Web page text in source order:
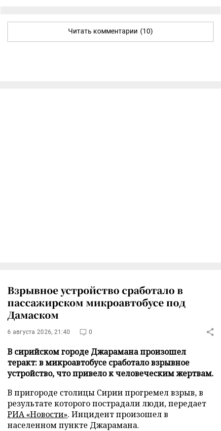
Читать комментарии (10)
Взрывное устройство сработало в
пассажирском микроавтобусе под
Дамаском
6 августа 2026, 21:40 0
В сирийском городе Джарамана произошел
теракт: в микроавтобусе сработало взрывное
устройство, что привело к человеческим жертвам.
В пригороде столицы Сирии прогремел взрыв, в
результате которого пострадали люди, передает
РИА «Новости». Инцидент произошел в
населенном пункте Джарамана.